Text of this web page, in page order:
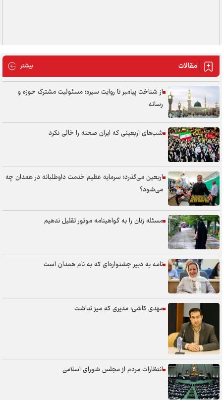
مقالات بیشتر مقالات
از شناخت پیامبر تا روایت سیره؛ مسئولیت مشترک حوزه و
رسانه
شب‌های اربعینی که ایران صحنه را خالی نکرد
اربعین می‌گذرد؛ سرمایه عظیم خدمت داوطلبانه در همدان چه
می‌شود؟
مسئله زنان را به گواهینامه موتور تقلیل ندهیم
نامه به دبیر جشنواره‌ای که به نام همدان است
مهدی کاشی؛ مدیری که میز نداشت
انتظارات مردم از مجلس شورای اسلامی